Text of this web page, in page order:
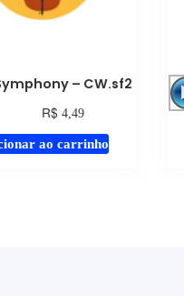
Tocador
áudio
– CW.sf2
R$ 4,49
ao carrinho